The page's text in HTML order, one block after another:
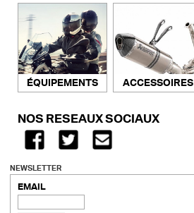
ÉQUIPEMENTS ACCESSOIRES
NOS RÉSEAUX SOCIAUX
NEWSLETTER
EMAIL